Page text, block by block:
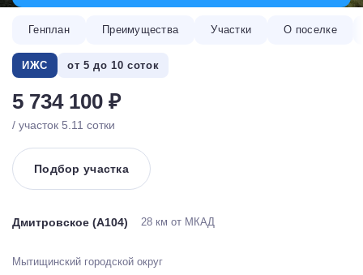
Генплан Преимущества Участки О поселке
ИЖС от 5 до 10 соток
5 734 100 ₽
/ участок 5.11 сотки
Подбор участка
Дмитровское (А104) 28 км от МКАД
Мытищинский городской округ